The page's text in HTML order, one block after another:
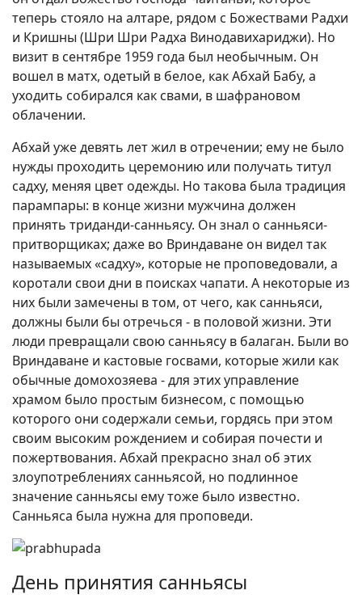
теперь стояло на алтаре, рядом с Божествами Радхи
и Кришны (Шри Шри Радха Винодавихариджи). Но
визит в сентябре 1959 года был необычным. Он
вошел в матх, одетый в белое, как Абхай Бабу, а
уходить собирался как свами, в шафрановом
облачении.
Абхай уже девять лет жил в отречении; ему не было
нужды проходить церемонию или получать титул
садху, меняя цвет одежды. Но такова была традиция
парампары: в конце жизни мужчина должен
принять триданди-санньясу. Он знал о санньяси-
притворщиках; даже во Вриндаване он видел так
называемых «садху», которые не проповедовали, а
коротали свои дни в поисках чапати. А некоторые из
них были замечены в том, от чего, как санньяси,
должны были бы отречься - в половой жизни. Эти
люди превращали свою санньясу в балаган. Были во
Вриндаване и кастовые госвами, которые жили как
обычные домохозяева - для этих управление
храмом было простым бизнесом, с помощью
которого они содержали семьи, гордясь при этом
своим высоким рождением и собирая почести и
пожертвования. Абхай прекрасно знал об этих
злоупотреблениях санньясой, но подлинное
значение санньясы ему тоже было известно.
Санньяса была нужна для проповеди.
День принятия санньясы